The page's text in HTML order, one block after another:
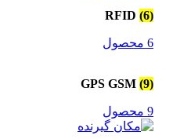
RFID (6)
6 محصول
GPS GSM (9)
9 محصول